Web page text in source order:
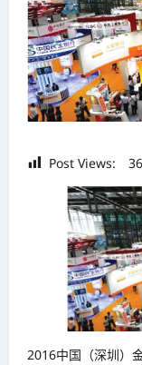
Post Views:
2016中国（深圳）